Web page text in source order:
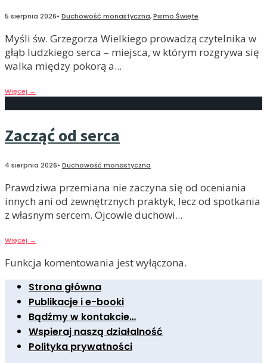
5 sierpnia 2026• Duchowość monastyczna,Pismo Święte
Myśli św. Grzegorza Wielkiego prowadzą czytelnika w
głąb ludzkiego serca – miejsca, w którym rozgrywa się
walka między pokorą a...
Więcej →
Zacząć od serca
4 sierpnia 2026• Duchowość monastyczna
Prawdziwa przemiana nie zaczyna się od oceniania
innych ani od zewnętrznych praktyk, lecz od spotkania
z własnym sercem. Ojcowie duchowi...
Więcej →
Funkcja komentowania jest wyłączona.
Strona główna
Publikacje i e-booki
Bądźmy w kontakcie…
Wspieraj naszą działalność
Polityka prywatności